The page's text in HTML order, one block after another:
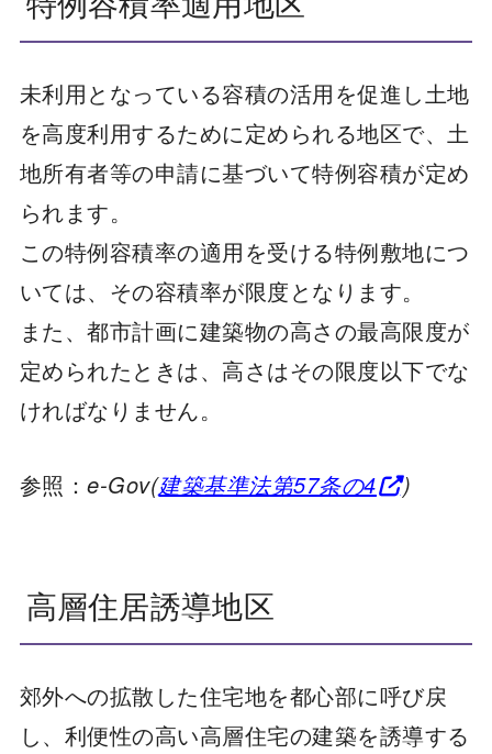
未利用となっている容積の活用を促進し土地
を高度利用するために定められる地区で、土
地所有者等の申請に基づいて特例容積が定め
られます。
この特例容積率の適用を受ける特例敷地につ
いては、その容積率が限度となります。
また、都市計画に建築物の高さの最高限度が
定められたときは、高さはその限度以下でな
ければなりません。
参照：e-Gov(建築基準法第57条の4 )
高層住居誘導地区
郊外への拡散した住宅地を都心部に呼び戻
し、利便性の高い高層住宅の建築を誘導する